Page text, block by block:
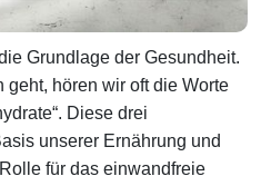
Grundlage der Gesundheit.
hören wir oft die Worte
Diese drei
unserer Ernährung und
für das einwandfreie